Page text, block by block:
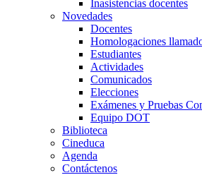
Inasistencias docentes
Novedades
Docentes
Homologaciones
Estudiantes
Actividades
Comunicados
Elecciones
Exámenes y Pruebas
Equipo DOT
Biblioteca
Cineduca
Agenda
Contáctenos